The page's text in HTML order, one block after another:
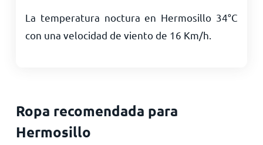
La temperatura noctura en Hermosillo 34°C
con una velocidad de viento de 16 Km/h
Ropa recomendada para
Hermosillo